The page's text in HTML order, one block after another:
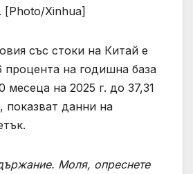
[Photo/Xinhua]
със стоки на Китай е
процента на годишна база
месеца на 2025 г. до 37,31
показват данни на
Моля, опреснете